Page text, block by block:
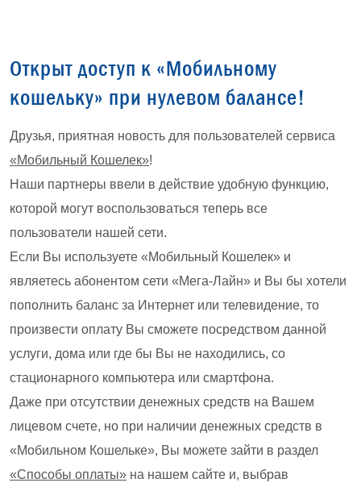
Открыт доступ к «Мобильному
кошельку» при нулевом балансе!
Друзья, приятная новость для пользователей сервиса
«Мобильный Кошелек»!
Наши партнеры ввели в действие удобную функцию,
которой могут воспользоваться теперь все
пользователи нашей сети.
Если Вы используете «Мобильный Кошелек» и
являетесь абонентом сети «Мега-Лайн» и Вы бы хотели
пополнить баланс за Интернет или телевидение, то
произвести оплату Вы сможете посредством данной
услуги, дома или где бы Вы не находились, со
стационарного компьютера или смартфона.
Даже при отсутствии денежных средств на Вашем
лицевом счете, но при наличии денежных средств в
«Мобильном Кошельке», Вы можете зайти в раздел
«Способы оплаты» на нашем сайте и, выбрав